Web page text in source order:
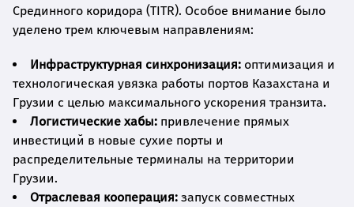
Срединного коридора (TITR). Особое внимание было
уделено трем ключевым направлениям:
Инфраструктурная синхронизация: оптимизация и
технологическая увязка работы портов Казахстана и
Грузии с целью максимального ускорения транзита.
Логистические хабы: привлечение прямых
инвестиций в новые сухие порты и
распределительные терминалы на территории
Грузии.
Отраслевая кооперация: запуск совместных